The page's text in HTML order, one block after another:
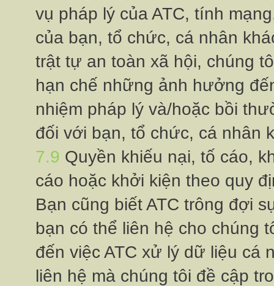
vụ pháp lý của ATC, tính
của bạn, tổ chức, cá nhân
trật tự an toàn xã hội, chúng
hạn chế những ảnh hưởng
nhiệm pháp lý và/hoặc bồi
đối với bạn, tổ chức, cá nhân
7.9 Quyền khiếu nại, tố cáo,
cáo hoặc khởi kiện theo quy
Bạn cũng biết ATC trông đợi
bạn có thể liên hệ cho chúng
đến việc ATC xử lý dữ liệu cá
liên hệ mà chúng tôi đề cập